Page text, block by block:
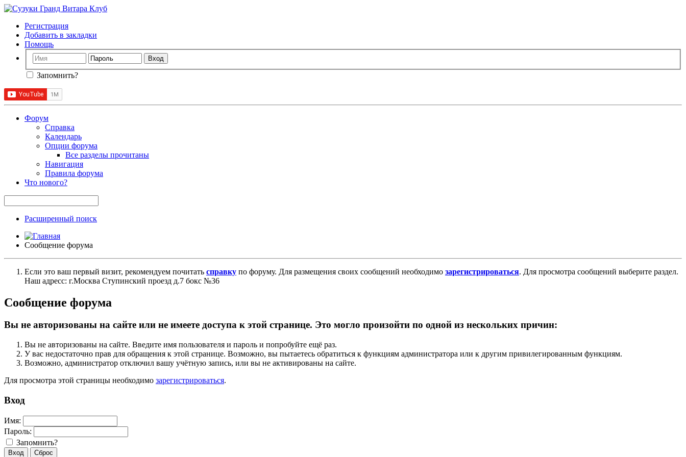
Регистрация
Добавить в закладки
Помощь
Запомнить?
Форум
Справка
Календарь
Опции форума
Все разделы прочитаны
Навигация
Правила форума
Что нового?
Расширенный поиск
Сообщение форума
Если это ваш первый визит, рекомендуем почитать справку по форуму. Для размещения своих сообщений необходимо зарегистрироваться. Для просмотра сообщений выберите раздел.
Наш адресс: г.Москва Ступинский проезд д.7 бокс №36
Сообщение форума
Вы не авторизованы на сайте или не имеете доступа к этой странице. Это могло произойти по одной из нескольких причин:
Вы не авторизованы на сайте. Введите имя пользователя и пароль и попробуйте ещё раз.
У вас недостаточно прав для обращения к этой странице. Возможно, вы пытаетесь обратиться к функциям администратора или к другим привилегированным функциям.
Возможно, администратор отключил вашу учётную запись, или вы не активированы на сайте.
Для просмотра этой страницы необходимо зарегистрироваться.
Вход
Имя:
Пароль:
Запомнить?